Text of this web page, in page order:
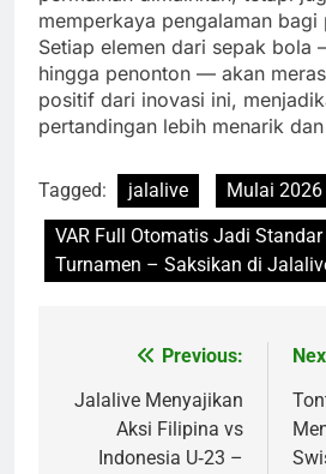
memperkaya pengalaman bagi
Setiap elemen dari sepak bola
hingga penonton — akan
positif dari inovasi ini,
pertandingan lebih menarik
Tagged: jalalive
Mulai 2026
VAR Full Otomatis Jadi Standar
Turnamen – Saksikan di
navigation
Previous:
Jalalive Menyajikan
Aksi Filipina vs
Indonesia U‑23 –